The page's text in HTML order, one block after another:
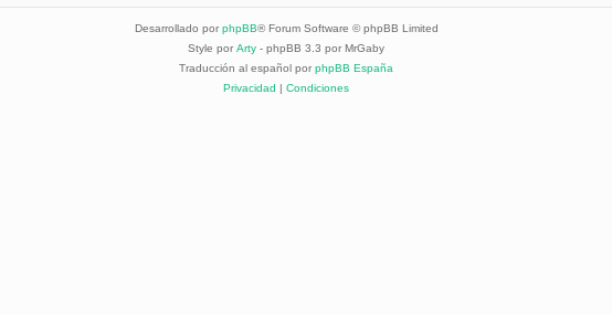
Desarrollado por phpBB® Forum Software © phpBB Limited
Style por Arty - phpBB 3.3 por MrGaby
Traducción al español por phpBB España
Privacidad | Condiciones